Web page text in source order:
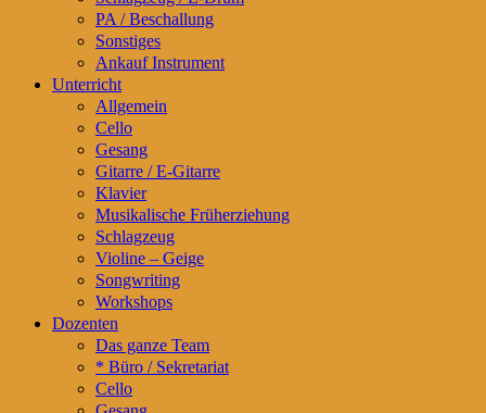
PA / Beschallung
Sonstiges
Ankauf Instrument
Unterricht
Allgemein
Cello
Gesang
Gitarre / E-Gitarre
Klavier
Musikalische Früherziehung
Schlagzeug
Violine – Geige
Songwriting
Workshops
Dozenten
Das ganze Team
* Büro / Sekretariat
Cello